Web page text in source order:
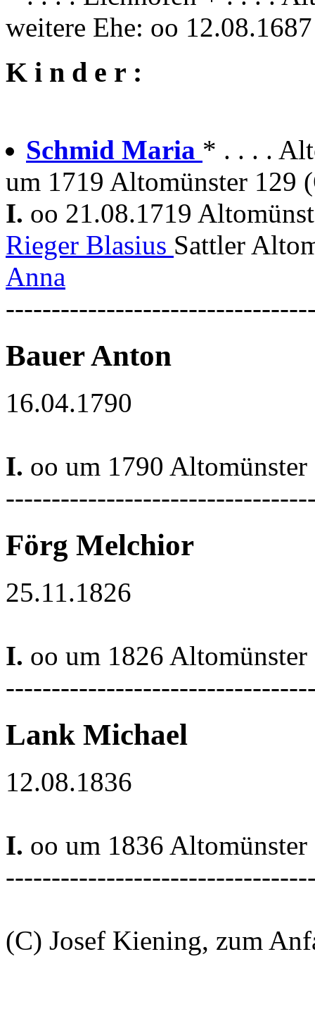
weitere Ehe: oo
K i n d e r :
Schmid Maria * . . . .
um 1719 Altomünster 129
I. oo 21.08.1719
Rieger Blasius Sattler
Anna
Bauer Anton
16.04.1790
I. oo um 1790 Altomünster
Förg Melchior
25.11.1826
I. oo um 1826 Altomünster
Lank Michael
12.08.1836
I. oo um 1836 Altomünster
(C) Josef Kiening, zum